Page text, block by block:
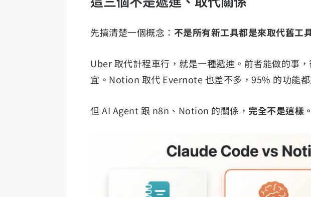
先搞清楚一個概念： 不是所有新工具都是來取代舊工
Uber 取代計程車行，就是一種遞進。前者能做的事
宜。Notion 取代 Evernote 也差不多，95% 的功能都
但 AI Agent 跟 n8n、Notion 的關係， 完全不是這樣。